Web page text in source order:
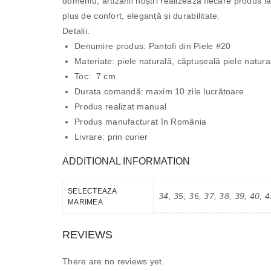
plus de confort, eleganță și durabilitate.
Detalii:
Denumire produs: Pantofi din Piele #20
Materiate: piele naturală, căptușeală piele
Toc: 7 cm
Durata comandă: maxim 10 zile lucrătoare
Produs realizat manual
Produs manufacturat în România
Livrare: prin curier
ADDITIONAL INFORMATION
SELECTEAZA
MARIMEA
34, 35, 36, 37, 38, 39, 40,
REVIEWS
There are no reviews yet.